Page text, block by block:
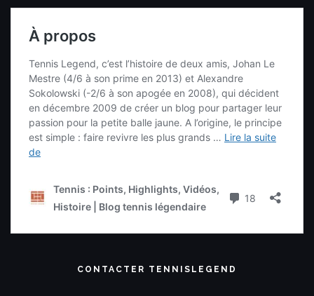
CONTACTER TENNISLEGEND